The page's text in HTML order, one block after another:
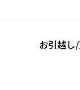
お引越し